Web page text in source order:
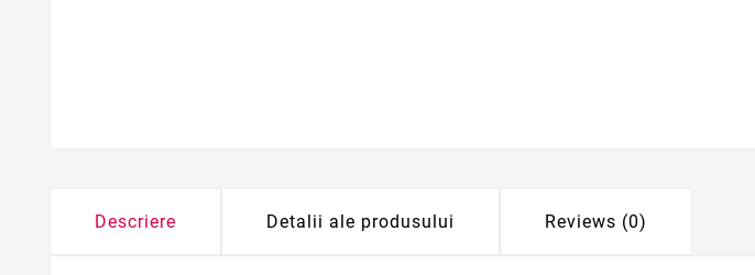
Descriere Detalii ale produsului Reviews (0)